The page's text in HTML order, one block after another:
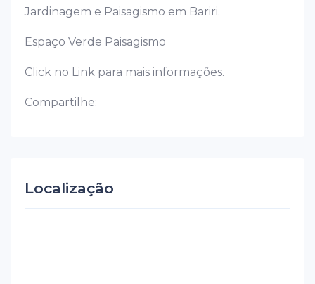
Jardinagem e Paisagismo em Bariri.
Espaço Verde Paisagismo
Click no Link para mais informações.
Compartilhe:
Localização